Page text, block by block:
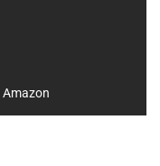
Amazon